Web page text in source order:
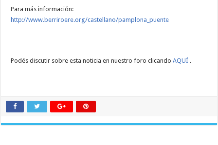
Para más información:
http://www.berriroere.org/castellano/pamplona_puente
Podés discutir sobre esta noticia en nuestro foro clicandoAQUÍ .